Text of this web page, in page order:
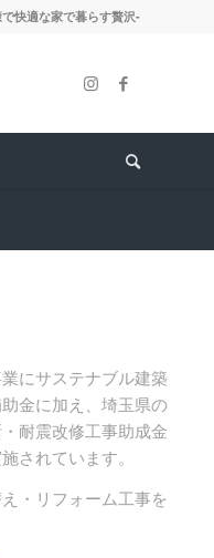
快適な家で暮らす贅沢-
にサステナブル建築
金に加え、埼玉県の
耐震改修工事助成金
されています。
・リフォーム工事を